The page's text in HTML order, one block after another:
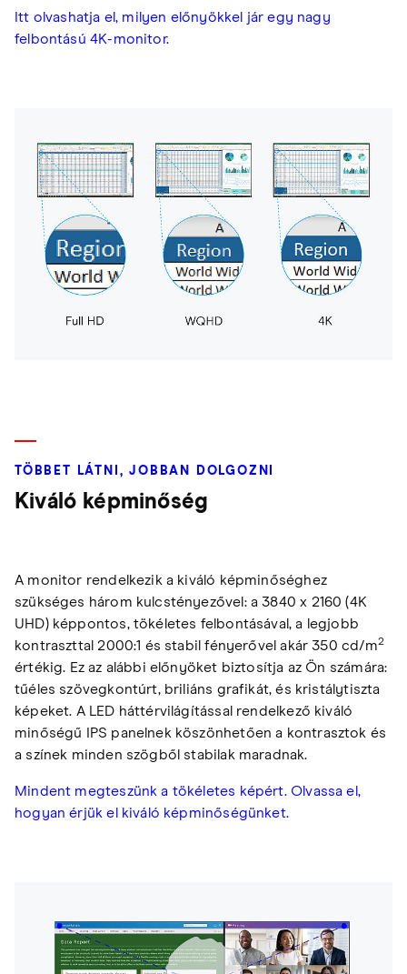
Itt olvashatja el, milyen előnyökkel jár egy nagy
felbontású 4K-monitor.
TÖBBET LÁTNI, JOBBAN DOLGOZNI
Kiváló képminőség
A monitor rendelkezik a kiváló képminőséghez
szükséges három kulcstényezővel: a 3840 x 2160 (4K
UHD) képpontos, tökéletes felbontásával, a legjobb
kontraszttal 2000:1 és stabil fényerővel akár 350 cd/m2
értékig. Ez az alábbi előnyöket biztosítja az Ön számára:
tűéles szövegkontúrt, briliáns grafikát, és kristálytiszta
képeket. A LED háttérvilágítással rendelkező kiváló
minőségű IPS panelnek köszönhetően a kontrasztok és
a színek minden szögből stabilak maradnak.
Mindent megteszünk a tökéletes képért. Olvassa el,
hogyan érjük el kiváló képminőségünket.